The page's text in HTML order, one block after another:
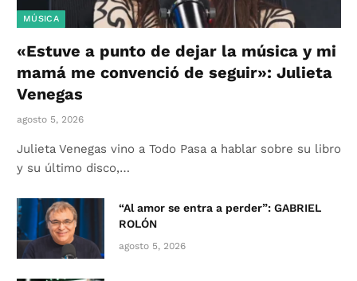
MÚSICA
«Estuve a punto de dejar la música y mi
mamá me convenció de seguir»: Julieta
Venegas
agosto 5, 2026
Julieta Venegas vino a Todo Pasa a hablar sobre su libro
y su último disco,…
“Al amor se entra a perder”: GABRIEL
ROLÓN
agosto 5, 2026